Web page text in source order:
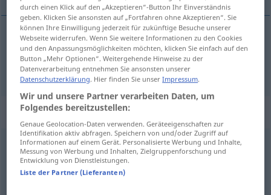
honneurm Ehre
Beispielsätze für "Ehre"
beimeiner Ehre!
sur monhonneur!
durch einen Klick auf den „Akzeptieren“-Button Ihr Einverständnis
geben. Klicken Sie ansonsten auf „Fortfahren ohne Akzeptieren“. Sie
können Ihre Einwilligung jederzeit für zukünftige Besuche unserer
Webseite widerrufen. Wenn Sie weitere Informationen zu den Cookies
und den Anpassungsmöglichkeiten möchten, klicken Sie einfach auf den
Button „Mehr Optionen“. Weitergehende Hinweise zu der
Datenverarbeitung entnehmen Sie ansonsten unserer
Datenschutzerklärung. Hier finden Sie unserImpressum.
Wir und unsere Partner verarbeiten Daten, um
Folgendes bereitzustellen:
Genaue Geolocation-Daten verwenden. Geräteeigenschaften zur
Identifikation aktiv abfragen. Speichern von und/oder Zugriff auf
Informationen auf einem Gerät. Personalisierte Werbung und Inhalte,
Messung von Werbung und Inhalten, Zielgruppenforschung und
Entwicklung von Dienstleistungen.
Liste der Partner (Lieferanten)